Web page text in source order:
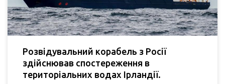
Розвідувальний корабель з Росії
здійснював спостереження в
територіальних водах Ірландії.